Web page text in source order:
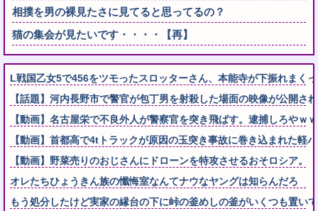
相撲を男の裸見たさに見てると思ってるの？
猫の集会が見たいです・・・・【再】
L戦国乙女5で456をツモったスロッターさん、本能寺が下振れまく
【話題】河内長野市で警官が包丁男を射殺した場面の映像が公開さ
【動画】名古屋栄で不良外人が警察官を突き飛ばす。逮捕しろやｗ
【動画】首都高で4tトラックが原因の玉突き事故に巻き込まれた軽
【動画】野菜売りのおじさんにドローンを特攻させるおそロシア。
オレたちひょうきん族の懺悔室なんてナウなヤングは知らんだろ
もう処分したけど実家の縁台の下に峠の釜めしの釜がいくつも置い